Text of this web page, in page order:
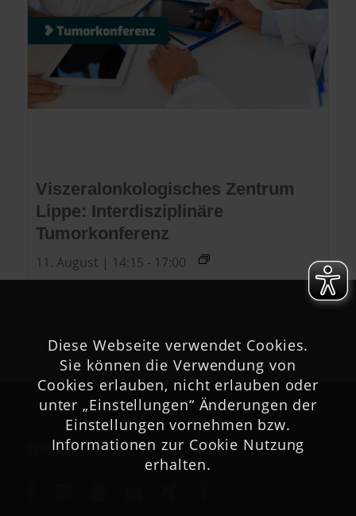
Viszeralonkologisches Zentrum
Lippe: Interdisziplinäre
Tumorkonferenz
11. August | 14:15 - 17:00
Netzwerk
Diese Webseite verwendet Cookies.
Sie können die Verwendung von
Cookies erlauben, nicht erlauben oder
unter „Einstellungen“ Änderungen der
Einstellungen vornehmen bzw.
Informationen zur Cookie Nutzung
erhalten.